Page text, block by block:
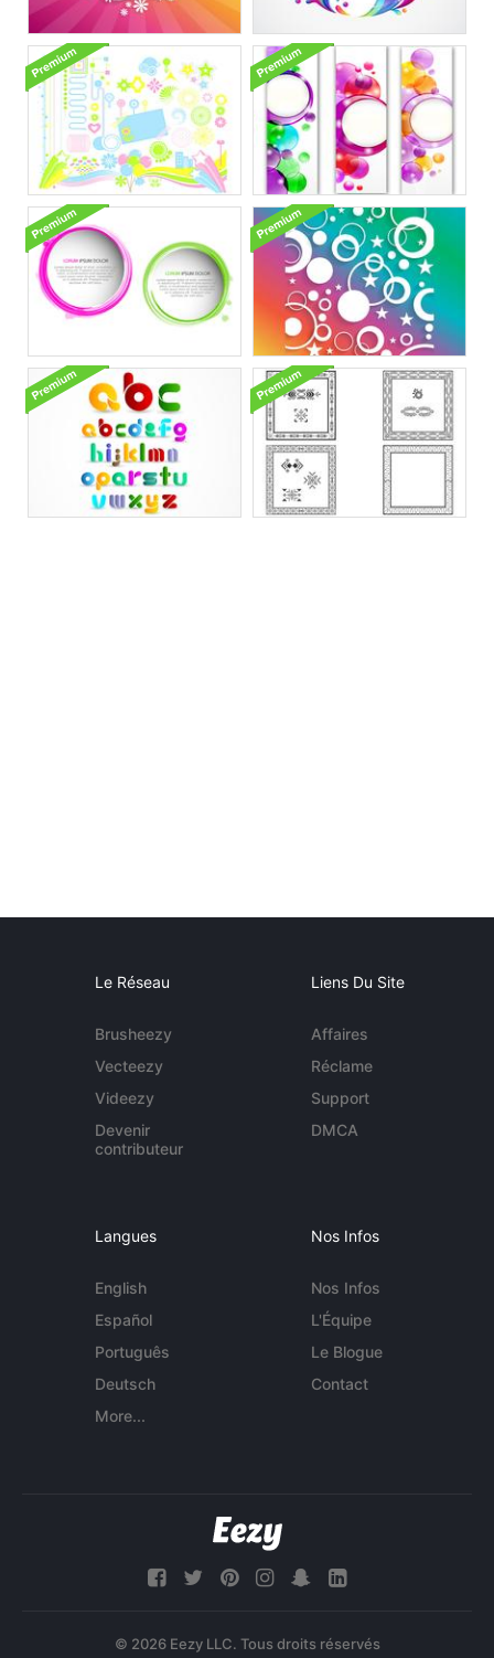
Le Réseau
Brusheezy
Vecteezy
Videezy
Devenir
contributeur
Liens Du Site
Affaires
Réclame
Support
DMCA
Langues
English
Español
Português
Deutsch
More...
Nos Infos
Nos Infos
L'Équipe
Le Blogue
Contact
© 2026 Eezy LLC. Tous droits réservés